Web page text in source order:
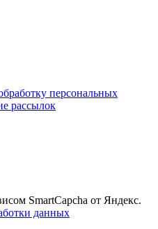
персональных
рассылок
SmartCapcha от Яндекс.
данных